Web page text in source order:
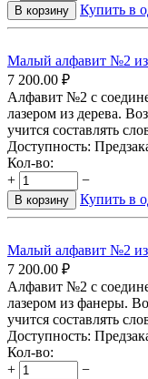
В корзину Купить в
Малый алфавит №2 из
7 200.00 ₽
Алфавит №2 с
лазером из дерева.
учится составлять
Доступность:
Кол-во:
+
−
В корзину Купить в
Малый алфавит №2 из
7 200.00 ₽
Алфавит №2 с
лазером из фанеры.
учится составлять
Доступность:
Кол-во:
+
−